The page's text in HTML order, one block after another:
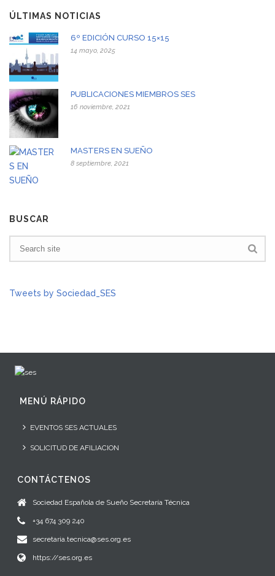
ÚLTIMAS NOTICIAS
6º EDICIÓN CURSO 15×15
14 mayo, 2025
PUBLICACIONES MIEMBROS SES
16 noviembre, 2021
MASTERS EN SUEÑO
8 septiembre, 2021
BUSCAR
Tweets by Sociedad_SES
MENÚ RÁPIDO
EVENTOS SES ACTUALES
SOLICITUD DE AFILIACION
CONTÁCTENOS
Sociedad Española de Sueño Secretaría Técnica
+34 674 309 240
secretaria.tecnica@ses.org.es
https://ses.org.es